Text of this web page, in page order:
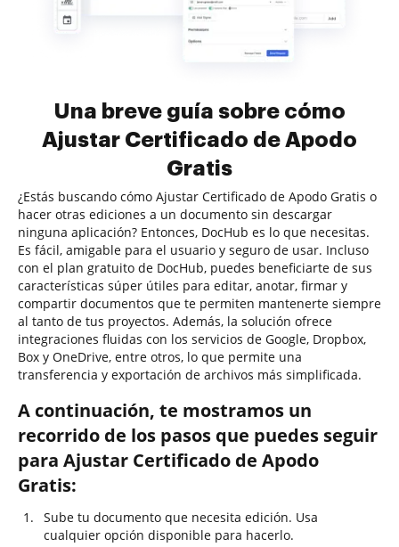
Una breve guía sobre cómo
Ajustar Certificado de Apodo
Gratis
¿Estás buscando cómo Ajustar Certificado de Apodo Gratis o
hacer otras ediciones a un documento sin descargar
ninguna aplicación? Entonces, DocHub es lo que necesitas.
Es fácil, amigable para el usuario y seguro de usar. Incluso
con el plan gratuito de DocHub, puedes beneficiarte de sus
características súper útiles para editar, anotar, firmar y
compartir documentos que te permiten mantenerte siempre
al tanto de tus proyectos. Además, la solución ofrece
integraciones fluidas con los servicios de Google, Dropbox,
Box y OneDrive, entre otros, lo que permite una
transferencia y exportación de archivos más simplificada.
A continuación, te mostramos un
recorrido de los pasos que puedes seguir
para Ajustar Certificado de Apodo
Gratis:
Sube tu documento que necesita edición. Usa
cualquier opción disponible para hacerlo.